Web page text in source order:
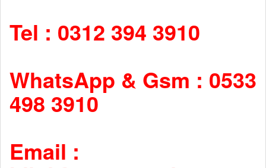
Tel : 0312 394 3910
WhatsApp & Gsm : 0533
498 3910
Email :